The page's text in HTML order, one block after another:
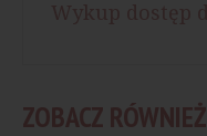
ZOBACZ RÓWNIEŻ